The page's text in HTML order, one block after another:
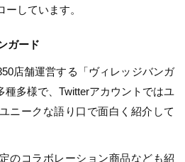
ーしています。
ガード
店舗運営する「ヴィレッジバンガ
種多様で、Twitterアカウントではユ
ニークな語り口で面白く紹介して
のコラボレーション商品なども紹